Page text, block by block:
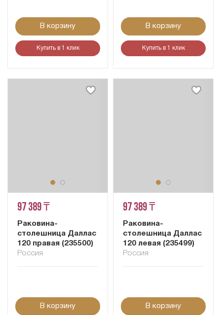
В корзину
Купить в 1 клик
В корзину
Купить в 1 клик
97 389 ₸
Раковина-
столешница Даллас
120 правая (235500)
Россия
В корзину
97 389 ₸
Раковина-
столешница Даллас
120 левая (235499)
Россия
В корзину